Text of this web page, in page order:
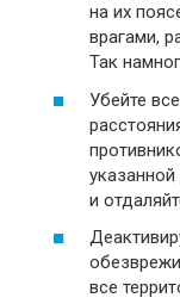
на их
врагами,
Так
Убейте
и
все